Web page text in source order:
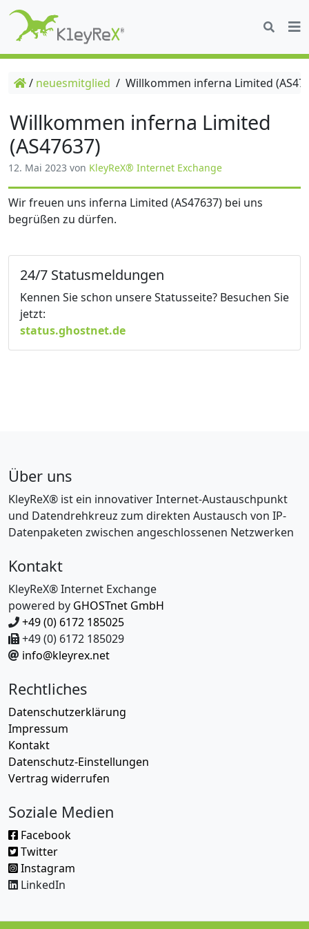
/ neuesmitglied / Willkommen inferna Limited
Willkommen inferna Limited
(AS47637)
12. Mai 2023 von KleyReX® Internet Exchange
Wir freuen uns inferna Limited (AS47637) bei uns
begrüßen zu dürfen.
24/7 Statusmeldungen
Kennen Sie schon unsere Statusseite? Besuchen Sie
jetzt:
status.ghostnet.de
Über uns
KleyReX® ist ein innovativer Internet-Austauschpunkt
und Datendrehkreuz zum direkten Austausch von IP-
Datenpaketen zwischen angeschlossenen Netzwerken
Kontakt
KleyReX® Internet Exchange
powered by GHOSTnet GmbH
+49 (0) 6172 185025
+49 (0) 6172 185029
info@kleyrex.net
Rechtliches
Datenschutzerklärung
Impressum
Kontakt
Datenschutz-Einstellungen
Vertrag widerrufen
Soziale Medien
Facebook
Twitter
Instagram
LinkedIn